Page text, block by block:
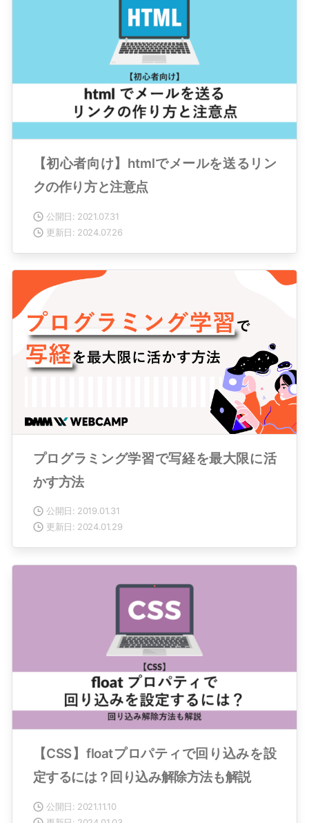
【初心者向け】htmlでメールを送るリン
クの作り方と注意点
公開日: 2021.07.31
更新日: 2024.07.26
プログラミング学習で写経を最大限に活
かす方法
公開日: 2019.01.31
更新日: 2024.01.29
【CSS】floatプロパティで回り込みを設
定するには？回り込み解除方法も解説
公開日: 2021.11.10